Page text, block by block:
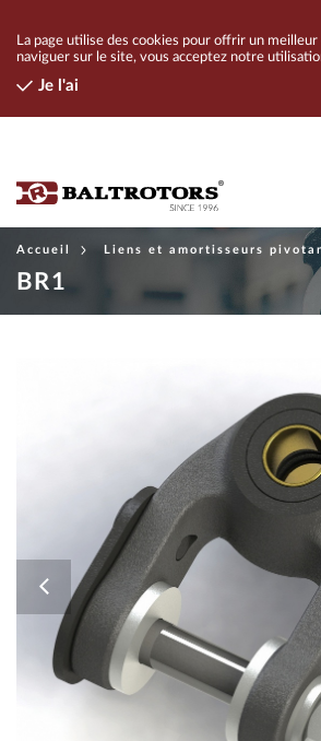
La page utilise des cookies pour offrir un
naviguer sur le site, vous acceptez notre
Je l'ai
CONTACT
Accueil Liens et amortisseurs
BR1